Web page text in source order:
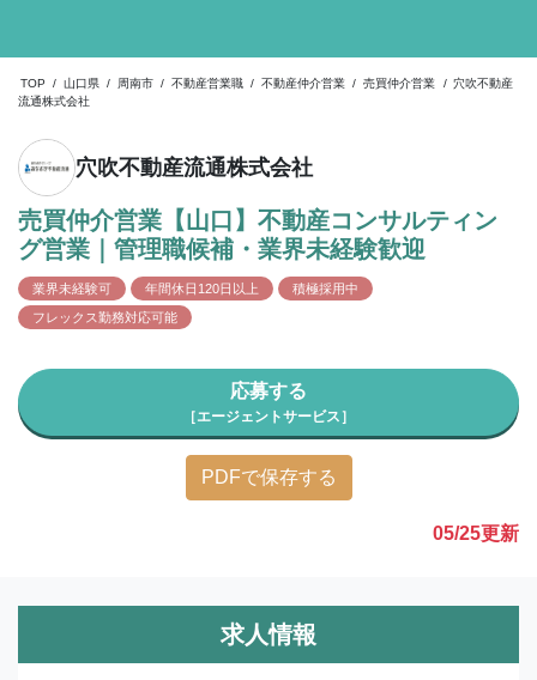
TOP / 山口県 / 周南市 / 不動産営業職 / 不動産仲介営業 / 売買仲介営業 / 穴吹不動産
流通株式会社
穴吹不動産流通株式会社
売買仲介営業【山口】不動産コンサルティン
グ営業｜管理職候補・業界未経験歓迎
業界未経験可 年間休日120日以上
積極採用中
フレックス勤務対応可能
応募する
［エージェントサービス］
PDFで保存する
05/25更新
求人情報